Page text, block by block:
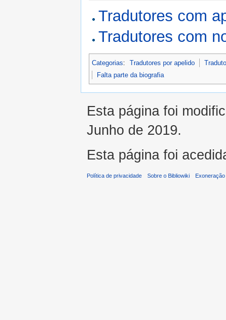
Tradutores com
Tradutores com
Categorias: Tradutores por apelido
Falta parte da biografia
Esta página foi
Junho de 2019.
Esta página foi
Política de privacidade Sobre o Bibliowiki